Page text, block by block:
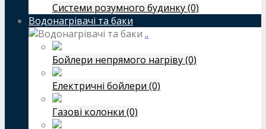
Системи розумного будинку (0)
Водонагрівачі та баки
..
Бойлери непрямого нагріву (0)
Електричні бойлери (0)
Газові колонки (0)